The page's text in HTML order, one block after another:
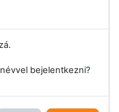
bejelentkezni?